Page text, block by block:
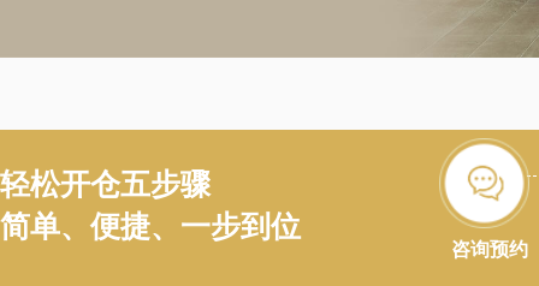
咨询预约
轻松开仓五步骤
简单、便捷、一步到位